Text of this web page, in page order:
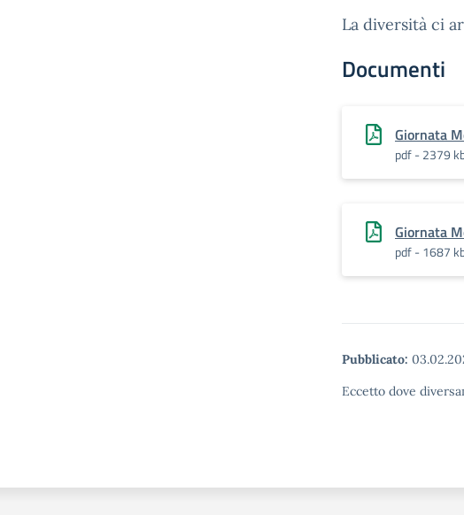
La diversità ci
Documenti
Giornata
pdf - 2379
Giornata
pdf - 1687
Pubblicato:
Eccetto dove